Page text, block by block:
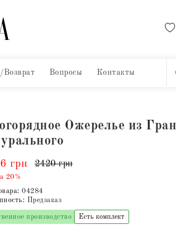
Возврат Вопросы Контакты
Ожерелье из
грн 2420 грн
20%
04284
Предзаказ
производство Есть комплект